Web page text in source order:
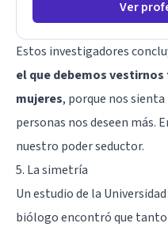
Ver
Estos investigadores
el que debemos
mujeres, porque nos
personas nos deseen más.
nuestro poder seductor.
5. La simetría
Un estudio de la
biólogo encontró que